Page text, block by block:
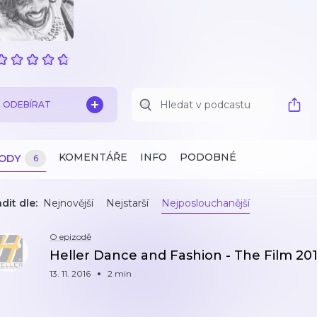
ODEBÍRAT
6 KOMENTÁŘE INFO PODOBNÉ
dle: Nejnovější Nejstarší Nejposlouchanější
O epizodě
Heller Dance and Fashion - The Film
13. 11. 2016 2 min